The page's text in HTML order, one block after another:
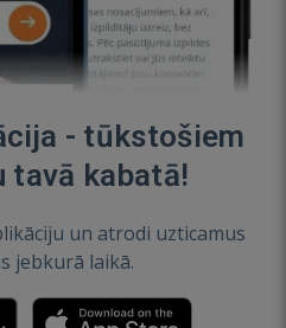
- tūkstošiem
tavā kabatā!
un atrodi uzticamus
jebkurā laikā.